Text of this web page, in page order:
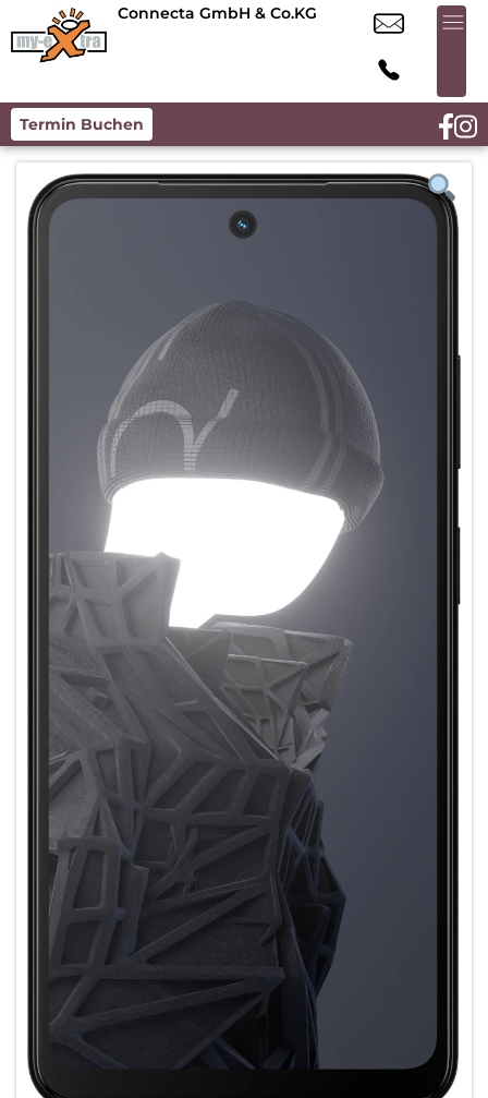
Connecta GmbH & Co.KG
Termin Buchen